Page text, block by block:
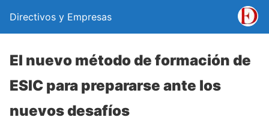
Directivos y Empresas
El nuevo método de formación de
ESIC para prepararse ante los
nuevos desafíos